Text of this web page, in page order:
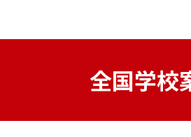
全国学校